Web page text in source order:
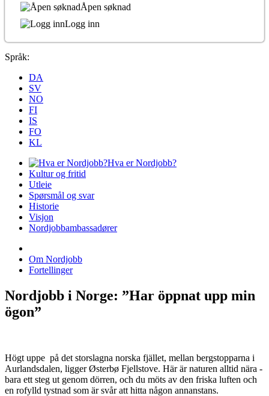
Åpen søknad
Logg inn
Språk:
DA
SV
NO
FI
IS
FO
KL
Hva er Nordjobb?
Kultur og fritid
Utleie
Spørsmål og svar
Historie
Visjon
Nordjobbambassadører
Om Nordjobb
Fortellinger
Nordjobb i Norge: ”Har öppnat upp min
ögon”
Högt uppe på det storslagna norska fjället, mellan bergstopparna i
Aurlandsdalen, ligger Østerbø Fjellstove. Här är naturen alltid nära -
bara ett steg ut genom dörren, och du möts av den friska luften och
en rofylld tystnad som är svår att hitta någon annanstans.